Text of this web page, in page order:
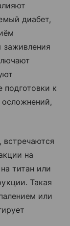
диабет,
заживления
подготовки к
встречаются
на
титан или
Такая
или